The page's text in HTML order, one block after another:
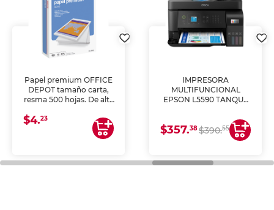
Papel premium OFFICE
DEPOT tamaño carta,
resma 500 hojas. De alta
uniforme, ideal para
impresoras de inyección
de tinta y láser,
general de oficina.
$4.23
IMPRESORA
MULTIFUNCIONAL
EPSON L5590 TANQUE
COPIA Y ESCANEA)
$357.38$390.55